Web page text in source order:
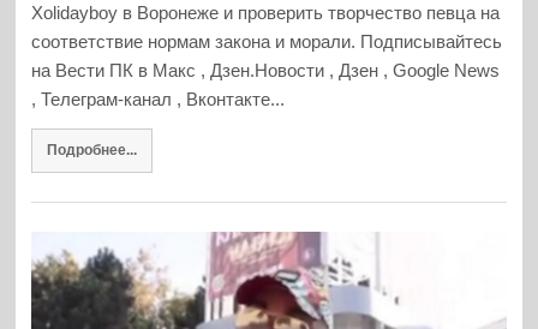
Xolidayboy в Воронеже и проверить творчество певца на
соответствие нормам закона и морали. Подписывайтесь
на Вести ПК в Макс , Дзен.Новости , Дзен , Google News
, Телеграм-канал , Вконтакте...
Подробнее...